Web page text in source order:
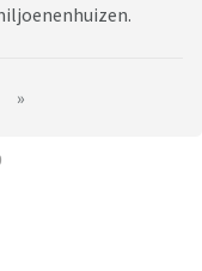
»